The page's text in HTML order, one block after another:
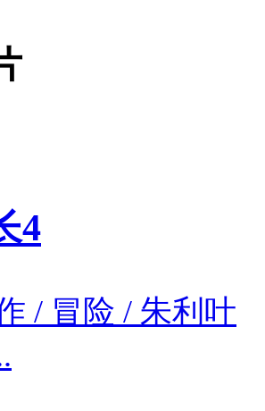
4
/ 冒险 / 朱利叶